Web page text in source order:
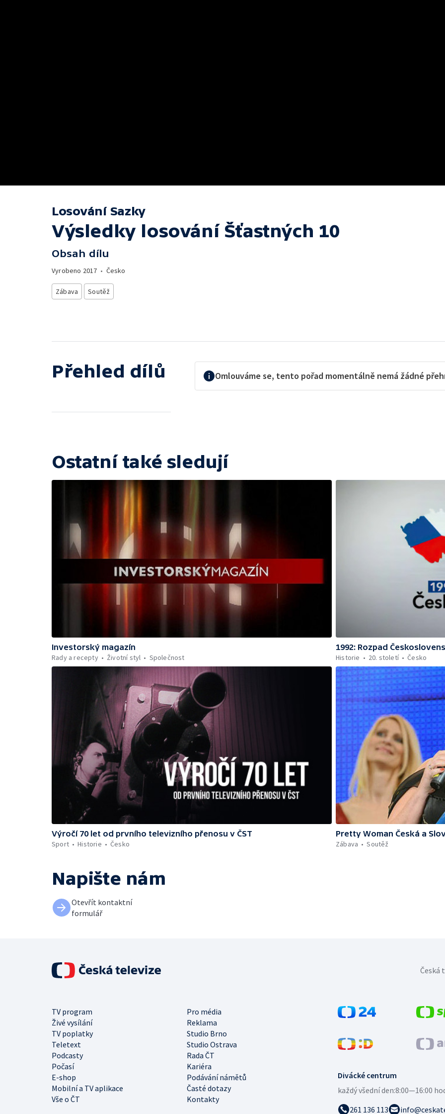
Losování Sazky
Výsledky losování Šťastných 10
Obsah dílu
Vyrobeno 2017 • Česko
Zábava Soutěž
Přehled dílů Omlouváme se, tento pořad momentálně nemá žádné
Ostatní také sledují
Investorský magazín
Rady a recepty
Životní styl Společnost
1992: Rozpad
Historie
20. století Česko
Výročí 70 let od prvního televizního přenosu v ČST
Sport
Historie Česko
Pretty Woman Česká a
Zábava
Soutěž
Napište nám
Otevřít kontaktní
formulář
Divácké centrum
každý všední den:8:00—16:00
261 136 113
TV program
Pro média
Živé vysílání
Reklama
TV poplatky
Studio Brno
Teletext
Studio Ostrava
Podcasty
Rada ČT
Počasí
Kariéra
E-shop
Podávání námětů
Mobilní a TV aplikace
Časté dotazy
Vše o ČT
Kontakty
Česká